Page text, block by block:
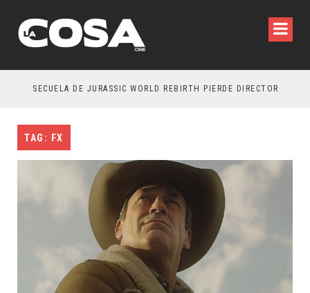
SECUELA DE JURASSIC WORLD REBIRTH PIERDE DIRECTOR
TAG: FX